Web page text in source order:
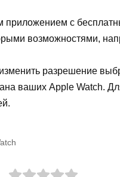
приложением с
возможностями,
разрешение
ваших Apple Watch.